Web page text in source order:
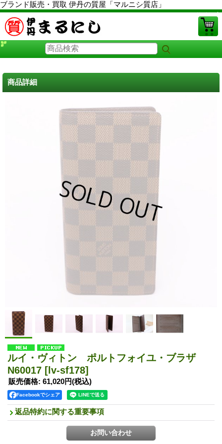
ブランド販売・買取 伊丹の質屋「マルニシ質店」
PCサイト
商品詳細
ルイ・ヴィトン ポルトフォイユ・ブラザ
N60017 [lv-sf178]
販売価格: 61,020円(税込)
Facebookでシェア
返品特約に関する重要事項